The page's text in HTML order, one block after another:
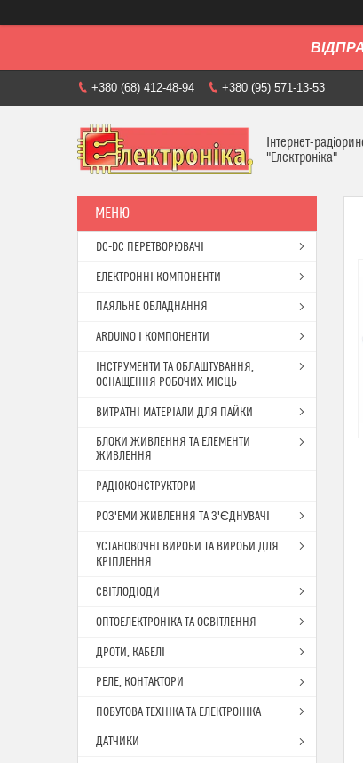
+380 (68) 412-48-94 +380 (95) 571-13-53
Інтернет-
"Електроніка"
DC-DC ПЕРЕТВОРЮВАЧІ
ЕЛЕКТРОННІ КОМПОНЕНТИ
ПАЯЛЬНЕ ОБЛАДНАННЯ
ARDUINO І КОМПОНЕНТИ
ІНСТРУМЕНТИ ТА ОБЛАШТУВАННЯ,
ОСНАЩЕННЯ РОБОЧИХ МІСЦЬ
ВИТРАТНІ МАТЕРІАЛИ ДЛЯ ПАЙКИ
БЛОКИ ЖИВЛЕННЯ ТА ЕЛЕМЕНТИ
ЖИВЛЕННЯ
РАДІОКОНСТРУКТОРИ
РОЗ'ЕМИ ЖИВЛЕННЯ ТА З'ЄДНУВАЧІ
УСТАНОВОЧНІ ВИРОБИ ТА ВИРОБИ ДЛЯ
КРІПЛЕННЯ
СВІТЛОДІОДИ
ОПТОЕЛЕКТРОНІКА ТА ОСВІТЛЕННЯ
ДРОТИ, КАБЕЛІ
РЕЛЕ, КОНТАКТОРИ
ПОБУТОВА ТЕХНІКА ТА ЕЛЕКТРОНІКА
ДАТЧИКИ